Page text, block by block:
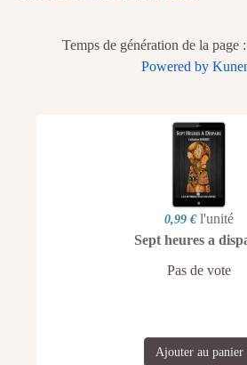
Temps de génération de la page
Powered by
0,99 € l'unité
Sept heures a
Pas de vote
Ajouter au panier